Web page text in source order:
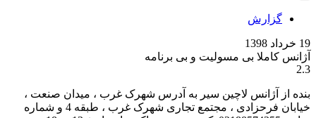
گزارش
19 خرداد 1398
آژانس کاملا بی مسولیت و بی برنامه
2.3
بنده از آژانس لاچین سیر به آدرس شهرک غرب ، میدان صنعت ،
خیابان فرحزادی ، مجتمع تجاری شهرک غرب ، طبقه 4 و شماره